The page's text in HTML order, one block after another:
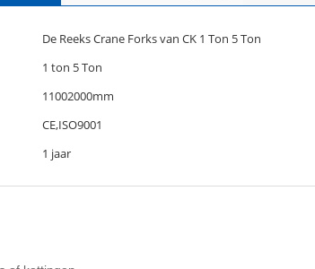
De Reeks Crane Forks van CK 1 Ton 5 Ton
1 ton 5 Ton
11002000mm
CE,ISO9001
1 jaar